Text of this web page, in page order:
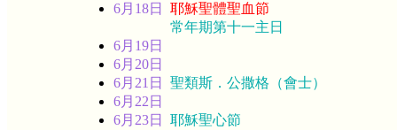
6月18日
耶穌聖體聖血節
常年期第十一主日
6月19日
6月20日
6月21日 聖類斯．公撒格（會士）
6月22日
6月23日 耶穌聖心節